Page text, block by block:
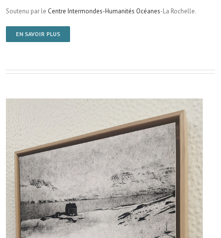
Soutenu par le Centre Intermondes-Humanités Océanes-La Rochelle.
EN SAVOIR PLUS